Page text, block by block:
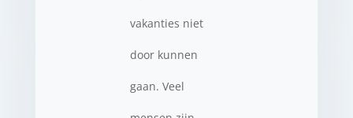
vakanties niet
door kunnen
gaan. Veel